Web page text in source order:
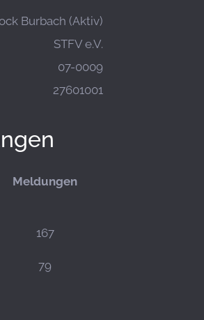
Burbach (Aktiv)
STFV e.V.
07-0009
27601001
Meldungen
167
79